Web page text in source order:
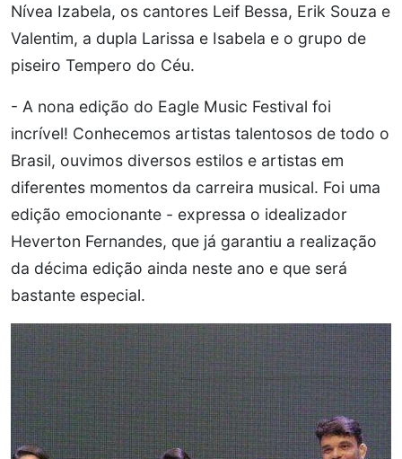
Nívea Izabela, os cantores Leif Bessa, Erik Souza e
Valentim, a dupla Larissa e Isabela e o grupo de
piseiro Tempero do Céu.
- A nona edição do Eagle Music Festival foi
incrível! Conhecemos artistas talentosos de todo o
Brasil, ouvimos diversos estilos e artistas em
diferentes momentos da carreira musical. Foi uma
edição emocionante - expressa o idealizador
Heverton Fernandes, que já garantiu a realização
da décima edição ainda neste ano e que será
bastante especial.